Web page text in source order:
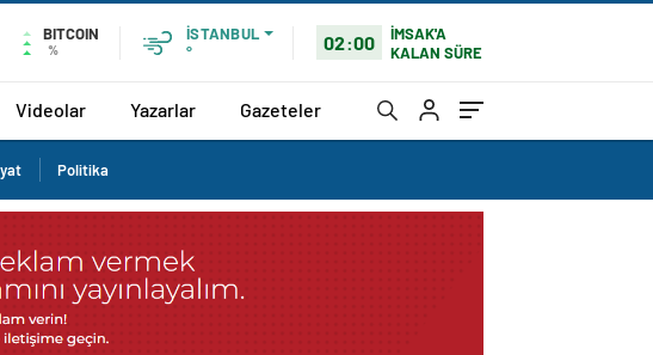
BITCOIN
%
İSTANBUL
°
02:00
İMSAK'A
KALAN SÜRE
Videolar Yazarlar Gazeteler
Politika